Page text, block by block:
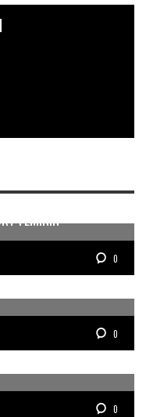
FÉMININ
0
0
0